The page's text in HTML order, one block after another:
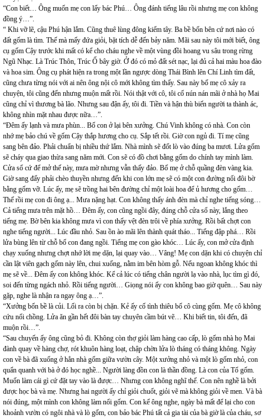
“Con biết… Ông muốn mẹ con lấy bác Phú… Ông đánh tiếng lâu rồi nhưng mẹ con không
đồng ý…”.
“ Khi vỡ lẽ, cậu Phú hận lắm. Cũng thuê lùng đông kiếm tây. Ba bề bốn bên cứ nơi nào có
đất gốm là tìm. Thế mà mấy đứa giỏi, bặt tích dễ đến bảy năm. Mãi sau này tôi mới biết, ông
cụ gốm Cậy trước khi mất có kể cho cháu nghe về một vùng đồi hoang vu sâu trong rừng
Ngũ Nhạc. Là Trúc Thôn, Trúc Ổ bây giờ. Ở đó có mỏ đất sét nạc, lại đủ cả hai màu hoa đào
và hoa sim. Ông cụ phát hiện ra trong một lần ngược dòng Thái Bình lên Chí Linh tìm đất,
cũng chưa từng nói với ai nên ông nội cô mới không tìm thấy. Sau này bố mẹ cô xảy ra
chuyện, tôi cũng đến nhưng muộn mất rồi. Nói thật với cô, tôi cố nún nán mãi ở nhà họ Mai
cũng chỉ vì thương bà lão. Nhưng sau đận ấy, tôi đi. Tiền và hận thù biến người ta thành ác,
không nhìn mặt nhau được nữa…”.
“Đêm ấy lạnh và mưa phùn... Bố con ở lại bên xưởng. Chú Vinh không có nhà. Con còn
nhớ mẹ bảo chú về gốm Cậy thắp hương cho cụ. Sắp tết rồi. Giờ con ngủ đi. Tí mẹ cũng
sang bên đảo. Phải chuẩn bị nhiều thứ lắm. Nhà mình sẽ đốt lò vào đúng ba mươi. Lửa gốm
sẽ cháy qua giao thừa sang năm mới. Con sẽ có đồ chơi bằng gốm do chính tay mình làm.
Cửa sổ cứ để mở thế này, mưa mờ nhưng vẫn thấy đảo. Bố mẹ ở chỗ quầng đèn vàng kia.
Giờ sang đấy phải chèo thuyền nhưng đến khi con lớn mẹ sẽ có một con đường nối đôi bờ
bằng gốm vỡ. Lúc ấy, mẹ sẽ trồng hai bên đường chỉ một loài hoa để ủ hương cho gốm…
Thế rồi mẹ con đi ông ạ... Mưa nặng hạt. Con không thấy ánh đèn mà chỉ nghe tiếng sóng…
Cả tiếng mưa trên mặt hồ… Đêm ấy, con cũng ngồi đây, đúng chỗ cửa sổ này, lắng theo
tiếng mẹ. Bờ bên kia không mưa vì con thấy vệt đèn trôi về phía xưởng. Rồi bất chợt con
nghe tiếng người... Lúc đầu nhỏ. Sau ồn ào mãi lên thành quát tháo... Tiếng đập phá… Rồi
lửa bùng lên từ chỗ bố con đang ngồi. Tiếng mẹ con gào khóc… Lúc ấy, con mở cửa định
chạy xuống nhưng chợt nhớ lời mẹ dặn, lại quay vào… Vâng! Mẹ con dặn khi có chuyện chỉ
cần lật viên gạch gốm này lên, chui xuống, nằm im bên hòm gỗ. Nếu ngoan không khóc thì
mẹ sẽ về... Đêm ấy con không khóc. Kể cả lúc có tiếng chân người lạ vào nhà, lục tìm gì đó,
soi đến từng ngách nhỏ. Rồi tiếng người… Giọng nói ấy con không bao giờ quên… Sau này
gặp, nghe là nhận ra ngay ông ạ…”.
“Xưởng bốn bề là củi. Lối ra còn bị chặn. Kẻ ấy cố tình thiêu bố cô cùng gốm. Mẹ cô không
cứu nổi chồng. Lửa ăn gần hết đôi bàn tay chuyên cầm bút vẽ… Khi biết tin, tôi đến, đã
muộn rồi…”.
“Sau chuyến ấy ông cũng bỏ đi. Không còn thợ giỏi làm hàng cao cấp, lò gốm nhà họ Mai
đành quay về hàng chợ, rót khuôn hàng loạt, chập chờn lửa lò tháng có tháng không. Ngày
con về bà đã xuống ở hẳn nhà gốm giữa vườn cây. Một xưởng nhỏ và một lò gốm nhỏ, con
quẩn quanh với bà ở đó học nghề... Người làng đồn con là thần đồng. Là con của Tổ gốm.
Muốn làm cái gì cứ đặt tay vào là được… Nhưng con không nghĩ thế. Con nên nghề là bởi
được học bà và mẹ. Nhưng hai người ấy chỉ giỏi chuốt, giỏi vẽ mà không giỏi về men. Và bà
nói đúng, một mình con không làm nổi gốm. Con kể ông nghe, ngày bà mất để lại cho con
khoảnh vườn có ngôi nhà và lò gốm, con bảo bác Phú tất cả gia tài của bà giờ là của cháu, sơ